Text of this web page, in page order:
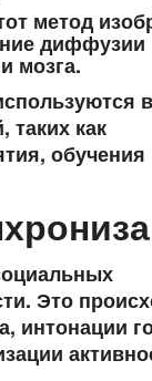
метод
мозга.
в
таких как
обучения
Это
интонации